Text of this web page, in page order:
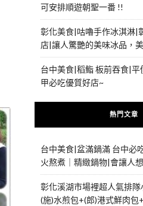
可安排順遊朝聖一番 !!
彰化美食|咕嚕手作冰淇淋|
店|讓人驚艷的美味冰品，
台中美食|稻鮨 板前吞食|
甲必吃優質好店~
熱門文章
台中美食|盆滿鍋滿 台中必
火熬煮｜精緻鍋物|會讓人
彰化溪湖市場裡超人氣排
(施)水煎包+(郎)港式鮮肉包